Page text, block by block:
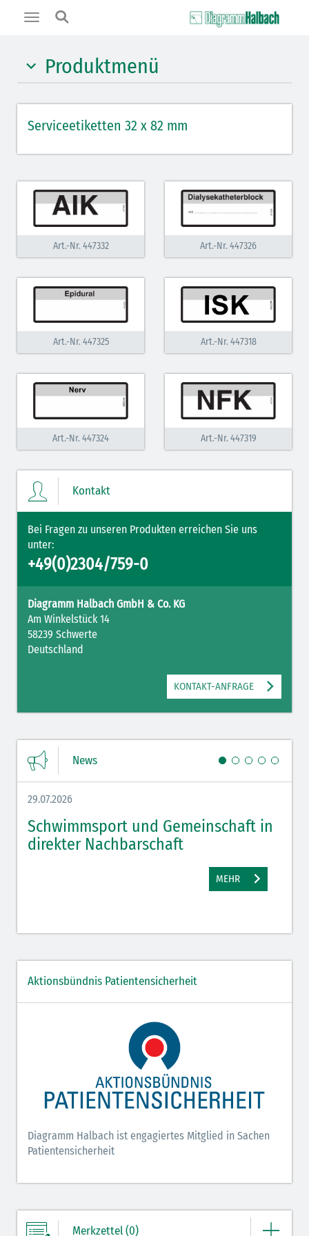
Toggle
Produktmenü
orange
rot
hellblau
grau
hellviolett
salmon
weiß
weiß-rot
hellgrau / schwarzer Rahmen
Serviceetiketten 32 x 82 mm
Art.-Nr. 447332 Art.-Nr. 447326
Art.-Nr. 447325 Art.-Nr. 447318
Art.-Nr. 447324 Art.-Nr. 447319
Kontakt
Bei Fragen zu unseren Produkten erreichen Sie uns
unter:
+49(0)2304/759-0
Diagramm Halbach GmbH & Co. KG
Am Winkelstück 14
58239 Schwerte
Deutschland
KONTAKT-ANFRAGE
News
29.07.2026
Schwimmsport und Gemeinschaft in
direkter Nachbarschaft
MEHR
Aktionsbündnis Patientensicherheit
Diagramm Halbach ist engagiertes Mitglied in Sachen
Patientensicherheit
Merkzettel (0)